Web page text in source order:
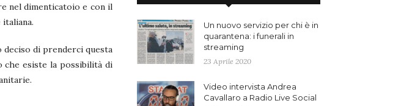
nel dimenticatoio e con il
di prenderci questa
che esiste la possibilità di
Un nuovo servizio per chi è in
quarantena: i funerali in
streaming
23 Aprile 2020
Video intervista Andrea
Cavallaro a Radio Live Social